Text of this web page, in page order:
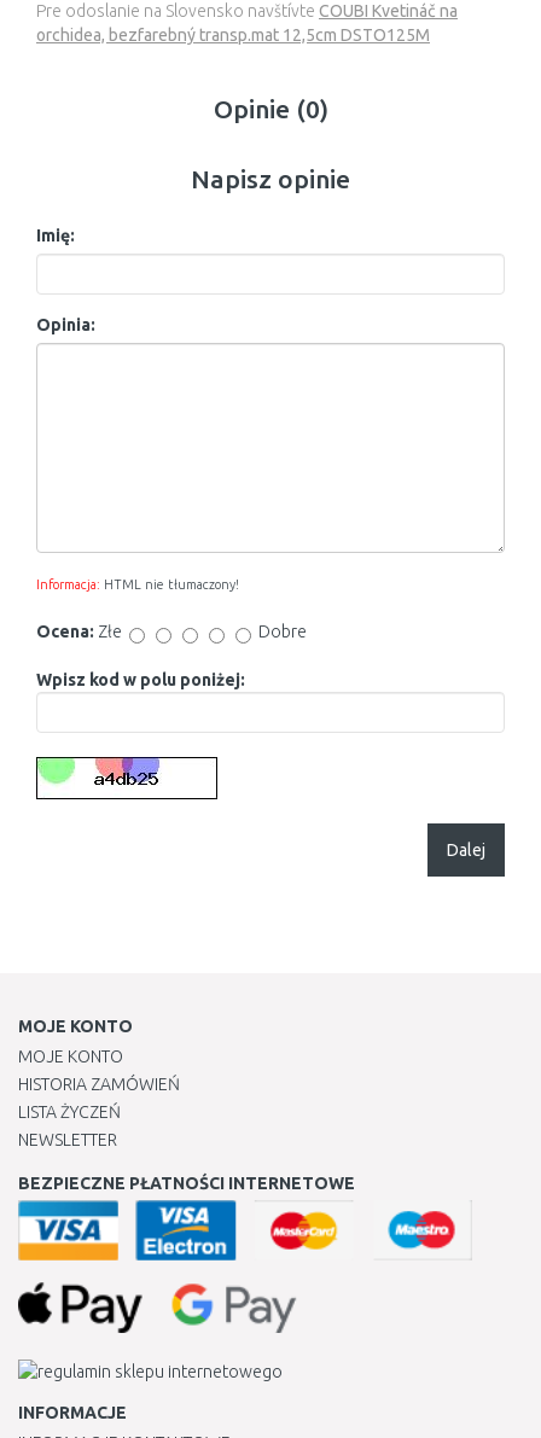
Pre odoslanie na Slovensko navštívte COUBI Kvetináč na
orchidea, bezfarebný transp.mat 12,5cm DSTO125M
Opinie (0)
Napisz opinie
Imię:
Opinia:
Informacja: HTML nie tłumaczony!
Ocena: Złe Dobre
Wpisz kod w polu poniżej:
Dalej
MOJE KONTO
MOJE KONTO
HISTORIA ZAMÓWIEŃ
LISTA ŻYCZEŃ
NEWSLETTER
BEZPIECZNE PŁATNOŚCI INTERNETOWE
INFORMACJE